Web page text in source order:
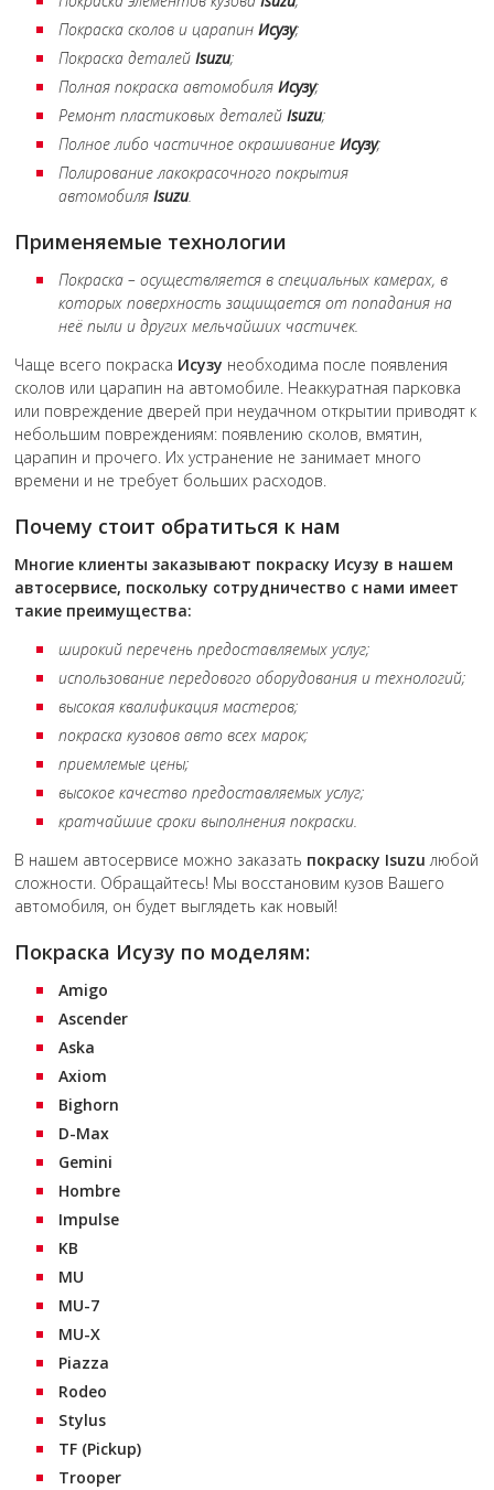
Покраска сколов и царапинИсузу;
Покраска деталейIsuzu;
Полная покраска автомобиляИсузу;
Ремонт пластиковых деталейIsuzu;
Полное либо частичное окрашиваниеИсузу;
Полирование лакокрасочного покрытия
автомобиляIsuzu.
Применяемые технологии
Покраска – осуществляется в специальных камерах, в
которых поверхность защищается от попадания на
неё пыли и других мельчайших частичек.
Чаще всего покраска Исузу необходима после появления
сколов или царапин на автомобиле. Неаккуратная парковка
или повреждение дверей при неудачном открытии приводят к
небольшим повреждениям: появлению сколов, вмятин,
царапин и прочего. Их устранение не занимает много
времени и не требует больших расходов.
Почему стоит обратиться к нам
Многие клиенты заказывают покраску Исузу в нашем
автосервисе, поскольку сотрудничество с нами имеет
такие преимущества:
широкий перечень предоставляемых услуг;
использование передового оборудования и технологий;
высокая квалификация мастеров;
покраска кузовов авто всех марок;
приемлемые цены;
высокое качество предоставляемых услуг;
кратчайшие сроки выполнения покраски.
В нашем автосервисе можно заказать покраску Isuzu любой
сложности. Обращайтесь! Мы восстановим кузов Вашего
автомобиля, он будет выглядеть как новый!
Покраска Исузу по моделям:
Amigo
Ascender
Aska
Axiom
Bighorn
D-Max
Gemini
Hombre
Impulse
KB
MU
MU-7
MU-X
Piazza
Rodeo
Stylus
TF (Pickup)
Trooper